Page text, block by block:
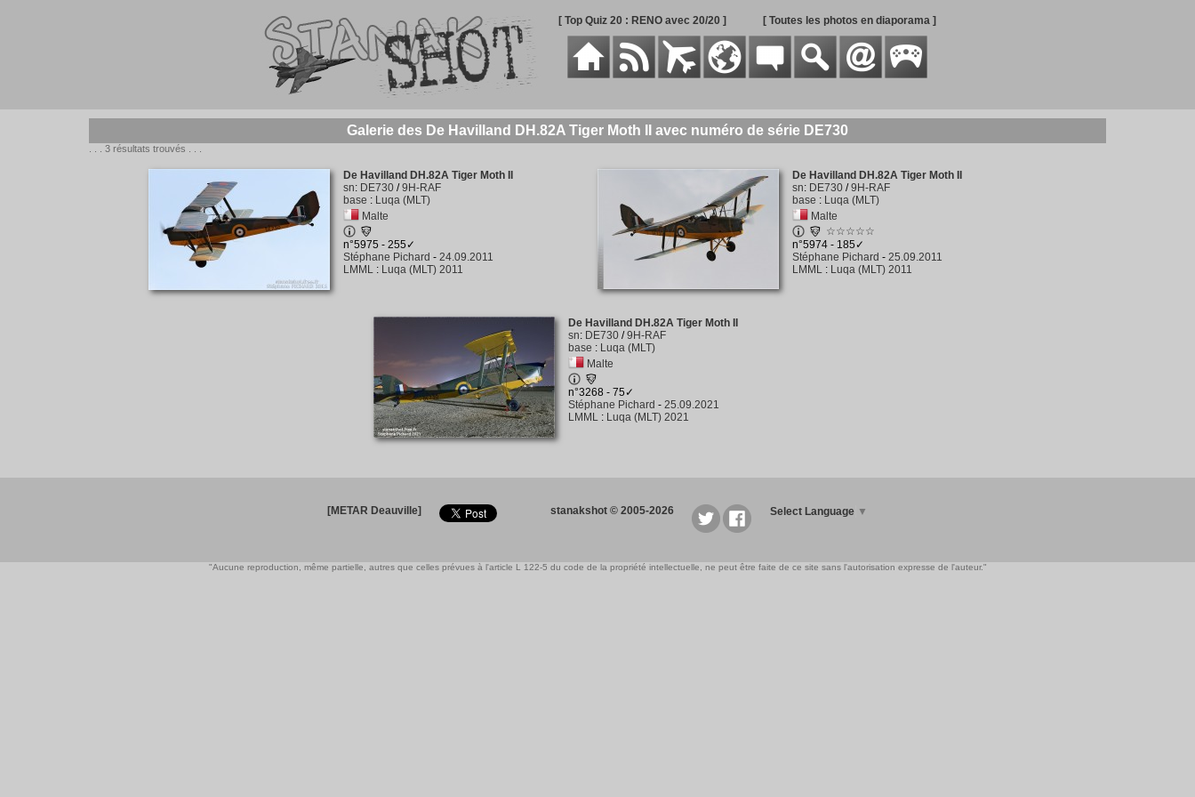
[ Top Quiz 20 : RENO avec 20/20 ] [ Toutes les photos en diaporama ]
Galerie des De Havilland DH.82A Tiger Moth II avec numéro de série DE730
. . . 3 résultats trouvés . . .
De Havilland DH.82A Tiger Moth II
sn: DE730 /9H-RAF
base : Luqa (MLT)
Malte
n°5975 - 255✓
Stéphane Pichard - 24.09.2011
LMML : Luqa (MLT) 2011
De Havilland DH.82A Tiger Moth II
sn: DE730 /9H-RAF
base : Luqa (MLT)
Malte
☆☆☆☆☆
n°5974 - 185✓
Stéphane Pichard - 25.09.2011
LMML : Luqa (MLT) 2011
De Havilland DH.82A Tiger Moth II
sn: DE730/9H-RAF
base : Luqa (MLT)
Malte
n°3268 - 75✓
Stéphane Pichard - 25.09.2021
LMML: Luqa (MLT) 2021
[METAR Deauville] stanakshot © 2005-2026 Select Language ▼
"Aucune reproduction, même partielle, autres que celles prévues à l'article L 122-5 du code de la propriété intellectuelle, ne peut être faite de ce site sans l'autorisation expresse de l'auteur."